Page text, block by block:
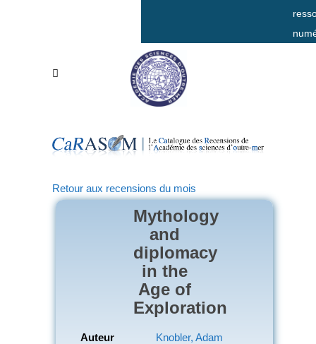
Retour aux recensions du mois
Mythology
and
diplomacy
in the
Age of
Exploration
Auteur Knobler, Adam